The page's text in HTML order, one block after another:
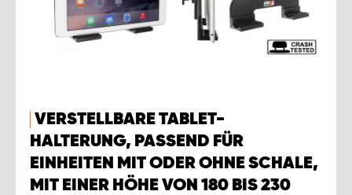
VERSTELLBARE TABLET-
HALTERUNG, PASSEND FÜR
EINHEITEN MIT ODER OHNE SCHALE,
MIT EINER HÖHE VON 180 BIS 230